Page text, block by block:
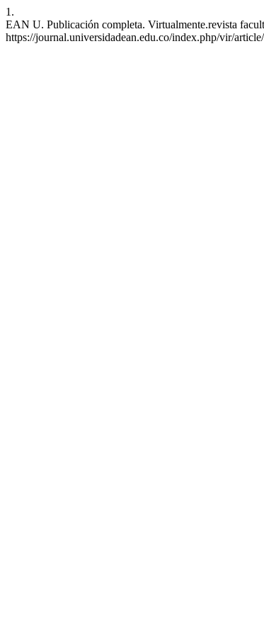
1.
EAN U. Publicación completa. Virtualmente.revista
https://journal.universidadean.edu.co/index.php/vir/